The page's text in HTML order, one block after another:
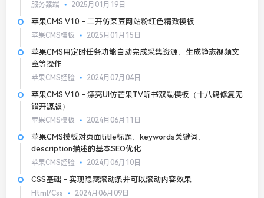
服务器端 2025月01月19日
苹果CMS V10 - 二开仿某豆网站粉红色精致模板
苹果CMS模板 2025月01月15日
苹果CMS用定时任务功能自动完成采集资源、生成静态视频文
章等操作
苹果CMS经验 2024月07月04日
苹果CMS V10 - 漂亮UI仿芒果TV听书双端模板（十八码修复无
错开源版）
苹果CMS模板 2024月06月11日
苹果CMS模板对页面title标题、keywords关键词、
description描述的基本SEO优化
苹果CMS经验 2024月06月10日
CSS基础 - 实现隐藏滚动条并可以滚动内容效果
Html/Css 2024月06月09日